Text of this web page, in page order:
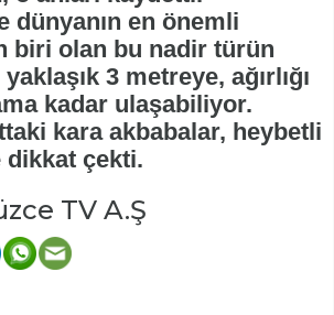
dünyanın en önemli
biri olan bu nadir türün
yaklaşık 3 metreye, ağırlığı
kadar ulaşabiliyor.
kara akbabalar, heybetli
çekti.
TV A.Ş